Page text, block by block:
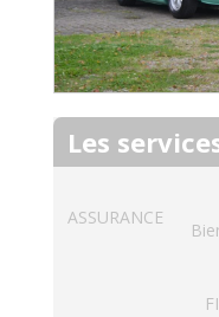
Les
ASSURANCE